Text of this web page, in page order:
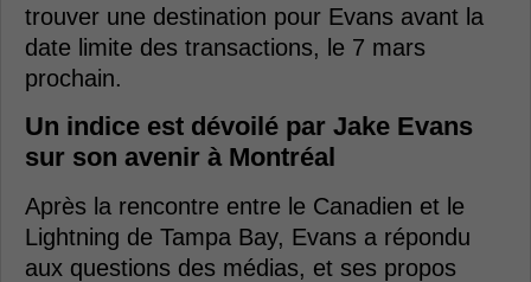
trouver une destination pour Evans avant la
date limite des transactions, le 7 mars
prochain.
Un indice est dévoilé par Jake Evans
sur son avenir à Montréal
Après la rencontre entre le Canadien et le
Lightning de Tampa Bay, Evans a répondu
aux questions des médias, et ses propos